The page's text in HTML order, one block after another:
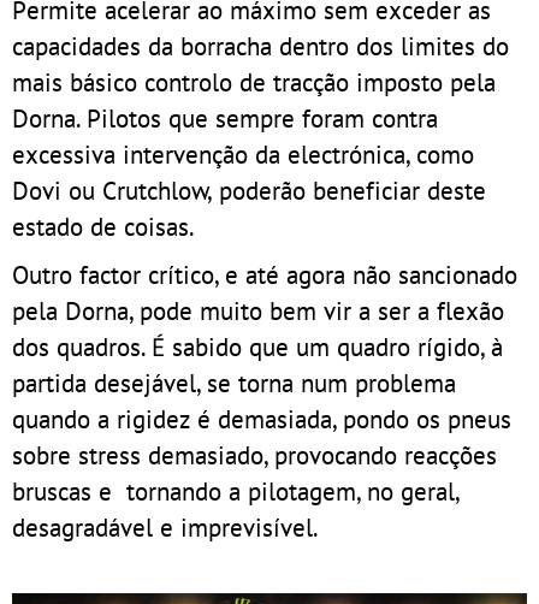
Permite acelerar ao máximo sem exceder as
capacidades da borracha dentro dos limites do
mais básico controlo de tracção imposto pela
Dorna. Pilotos que sempre foram contra
excessiva intervenção da electrónica, como
Dovi ou Crutchlow, poderão beneficiar deste
estado de coisas.
Outro factor crítico, e até agora não sancionado
pela Dorna, pode muito bem vir a ser a flexão
dos quadros. É sabido que um quadro rígido, à
partida desejável, se torna num problema
quando a rigidez é demasiada, pondo os pneus
sobre stress demasiado, provocando reacções
bruscas e tornando a pilotagem, no geral,
desagradável e imprevisível.